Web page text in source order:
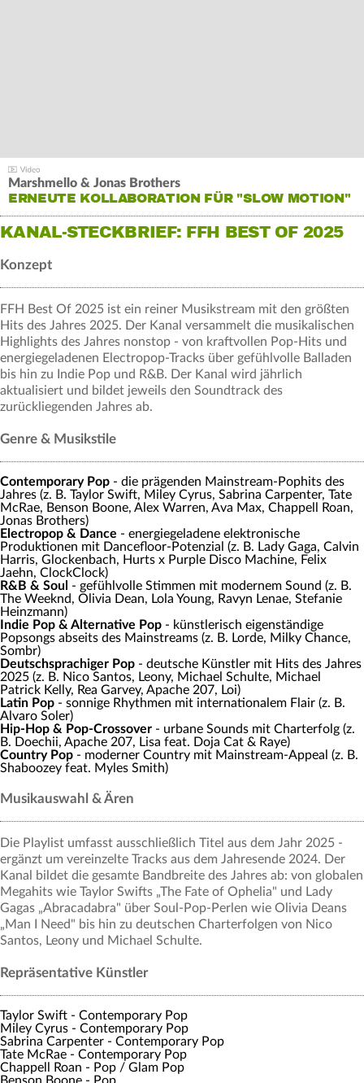
Marshmello & Jonas Brothers
ERNEUTE KOLLABORATION FÜR "SLOW MOTION"
KANAL-STECKBRIEF: FFH BEST OF 2025
Konzept
FFH Best Of 2025 ist ein reiner Musikstream mit den größten
Hits des Jahres 2025. Der Kanal versammelt die musikalischen
Highlights des Jahres nonstop - von kraftvollen Pop-Hits und
energiegeladenen Electropop-Tracks über gefühlvolle Balladen
bis hin zu Indie Pop und R&B. Der Kanal wird jährlich
aktualisiert und bildet jeweils den Soundtrack des
zurückliegenden Jahres ab.
Genre & Musikstile
Contemporary Pop - die prägenden Mainstream-Pophits des
Jahres (z. B. Taylor Swift, Miley Cyrus, Sabrina Carpenter, Tate
McRae, Benson Boone, Alex Warren, Ava Max, Chappell Roan,
Jonas Brothers)
Electropop & Dance - energiegeladene elektronische
Produktionen mit Dancefloor-Potenzial (z. B. Lady Gaga, Calvin
Harris, Glockenbach, Hurts x Purple Disco Machine, Felix
Jaehn, ClockClock)
R&B & Soul
- gefühlvolle Stimmen mit modernem Sound (z. B.
The Weeknd, Olivia Dean, Lola Young, Ravyn Lenae, Stefanie
Heinzmann)
Indie Pop & Alternative Pop - künstlerisch eigenständige
Popsongs abseits des Mainstreams (z. B. Lorde, Milky Chance,
Sombr)
Deutschsprachiger Pop - deutsche Künstler mit Hits des Jahres
2025 (z. B. Nico Santos, Leony, Michael Schulte, Michael
Patrick Kelly, Rea Garvey, Apache 207, Loi)
Latin Pop - sonnige Rhythmen mit internationalem Flair (z. B.
Alvaro Soler)
Hip-Hop & Pop-Crossover - urbane Sounds mit Charterfolg (z.
B. Doechii, Apache 207, Lisa feat. Doja Cat & Raye)
Country Pop - moderner Country mit Mainstream-Appeal (z. B.
Shaboozey feat. Myles Smith)
Musikauswahl & Ären
Die Playlist umfasst ausschließlich Titel aus dem Jahr 2025 -
ergänzt um vereinzelte Tracks aus dem Jahresende 2024. Der
Kanal bildet die gesamte Bandbreite des Jahres ab: von globalen
Megahits wie Taylor Swifts „The Fate of Ophelia" und Lady
Gagas „Abracadabra" über Soul-Pop-Perlen wie Olivia Deans
„Man I Need" bis hin zu deutschen Charterfolgen von Nico
Santos, Leony und Michael Schulte.
Repräsentative Künstler
Taylor Swift - Contemporary Pop
Miley Cyrus - Contemporary Pop
Sabrina Carpenter - Contemporary Pop
Tate McRae - Contemporary Pop
Chappell Roan - Pop / Glam Pop